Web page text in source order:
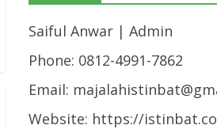
Saiful Anwar | Admin
Phone: 0812-4991-7862
Email:
Website: https://